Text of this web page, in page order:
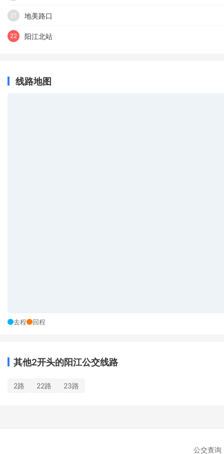
21 地美路口
22 阳江北站
线路地图
去程 回程
其他2开头的阳江公交线路
2路 22路 23路
公交查询